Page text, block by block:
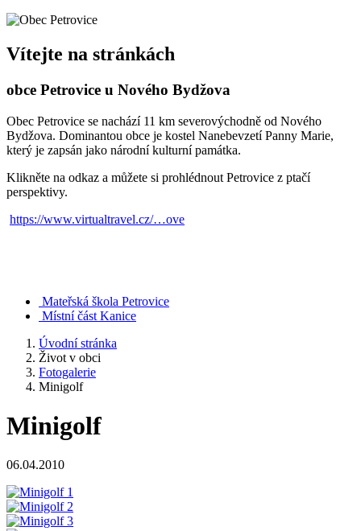
Vítejte na stránkách
obce Petrovice u Nového Bydžova
Obec Petrovice se nachází 11 km severovýchodně od Nového
Bydžova. Dominantou obce je kostel Nanebevzetí Panny Marie,
který je zapsán jako národní kulturní památka.
Klikněte na odkaz a můžete si prohlédnout Petrovice z ptačí
perspektivy.
https://www.virtualtravel.cz/…ove
Mateřská škola Petrovice
Místní část Kanice
Úvodní stránka
Život v obci
Fotogalerie
Minigolf
Minigolf
06.04.2010